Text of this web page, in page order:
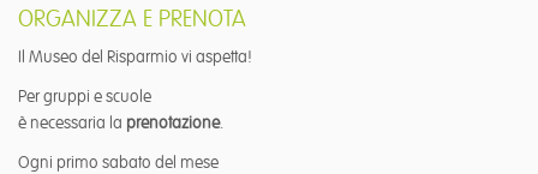
ORGANIZZA E PRENOTA
Il Museo del Risparmio vi aspetta!
Per gruppi e scuole
è necessaria la prenotazione.
Ogni primo sabato del mese